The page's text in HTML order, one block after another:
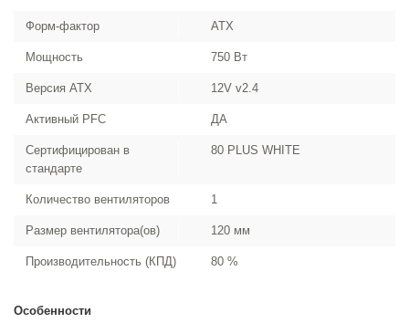
Форм-фактор ATX
Мощность 750 Вт
Версия ATX 12V v2.4
Активный PFC ДА
Сертифицирован в
стандарте
80 PLUS WHITE
Количество вентиляторов 1
Размер вентилятора(ов) 120 мм
Производительность (КПД) 80 %
Особенности